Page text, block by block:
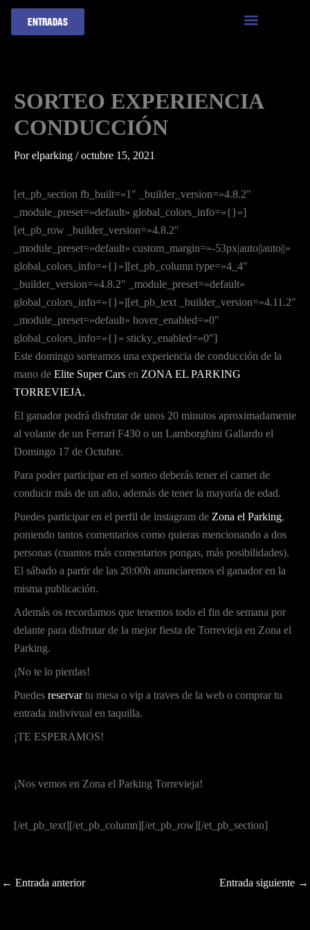
ENTRADAS
SORTEO EXPERIENCIA
CONDUCCIÓN
Porelparking /octubre 15, 2021
[et_pb_section fb_built=»1″ _builder_version=»4.8.2″
_module_preset=»default» global_colors_info=»{}»]
[et_pb_row _builder_version=»4.8.2″
_module_preset=»default» custom_margin=»-53px|auto||auto||»
global_colors_info=»{}»][et_pb_column type=»4_4″
_builder_version=»4.8.2″ _module_preset=»default»
global_colors_info=»{}»][et_pb_text _builder_version=»4.11.2″
_module_preset=»default» hover_enabled=»0″
global_colors_info=»{}» sticky_enabled=»0″]
Este domingo sorteamos una experiencia de conducción de la
mano de Elite Super Cars en ZONA EL PARKING
TORREVIEJA.
El ganador podrá disfrutar de unos 20 minutos aproximadamente
al volante de un Ferrari F430 o un Lamborghini Gallardo el
Domingo 17 de Octubre.
Para poder participar en el sorteo deberás tener el carnet de
conducir más de un año, además de tener la mayoría de edad.
Puedes participar en el perfil de instagram de Zona el Parking,
poniendo tantos comentarios como quieras mencionando a dos
personas (cuantos más comentarios pongas, más posibilidades).
El sábado a partir de las 20:00h anunciaremos el ganador en la
misma publicación.
Además os recordamos que tenemos todo el fin de semana por
delante para disfrutar de la mejor fiesta de Torrevieja en Zona el
Parking.
¡No te lo pierdas!
Puedes reservar tu mesa o vip a traves de la web o comprar tu
entrada indivivual en taquilla.
¡TE ESPERAMOS!
¡Nos vemos en Zona el Parking Torrevieja!
[/et_pb_text][/et_pb_column][/et_pb_row][/et_pb_section]
← Entrada anterior Entrada siguiente →